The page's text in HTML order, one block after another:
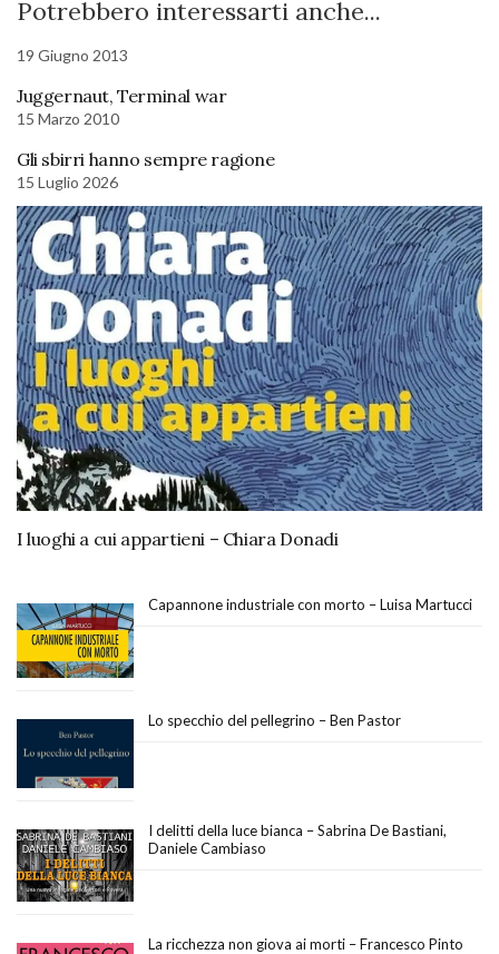
Potrebbero interessarti anche...
19 Giugno 2013
Juggernaut, Terminal war
15 Marzo 2010
Gli sbirri hanno sempre ragione
15 Luglio 2026
I luoghi a cui appartieni – Chiara Donadi
Capannone industriale con morto – Luisa Martucci
Lo specchio del pellegrino – Ben Pastor
I delitti della luce bianca – Sabrina De Bastiani,
Daniele Cambiaso
La ricchezza non giova ai morti – Francesco Pinto